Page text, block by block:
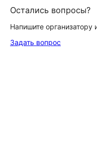
Остались вопросы?
Напишите организатору
Задать вопрос